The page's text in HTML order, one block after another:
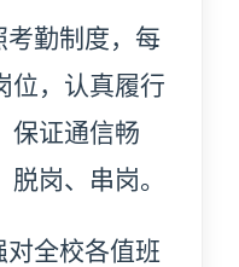
考勤制度，每
位，认真履行
保证通信畅
岗、串岗。
全校各值班